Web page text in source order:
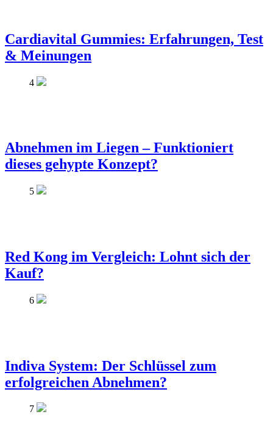
Cardiavital Gummies: Erfahrungen, Test
& Meinungen
4
Abnehmen im Liegen – Funktioniert
dieses gehypte Konzept?
5
Red Kong im Vergleich: Lohnt sich der
Kauf?
6
Indiva System: Der Schlüssel zum
erfolgreichen Abnehmen?
7